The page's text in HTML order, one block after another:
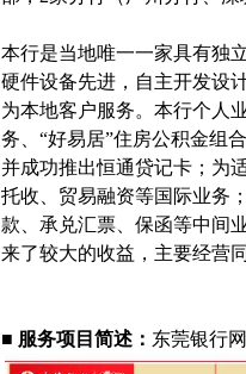
本行是当地唯一一家具有独
硬件设备先进，自主开发设
为本地客户服务。本行个人
务、“好易居”住房公积金组
并成功推出恒通贷记卡；为
托收、贸易融资等国际业务
款、承兑汇票、保函等中间
来了较大的收益，主要经营
■ 服务项目简述： 东莞银行